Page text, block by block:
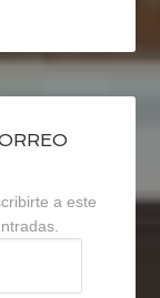
a este